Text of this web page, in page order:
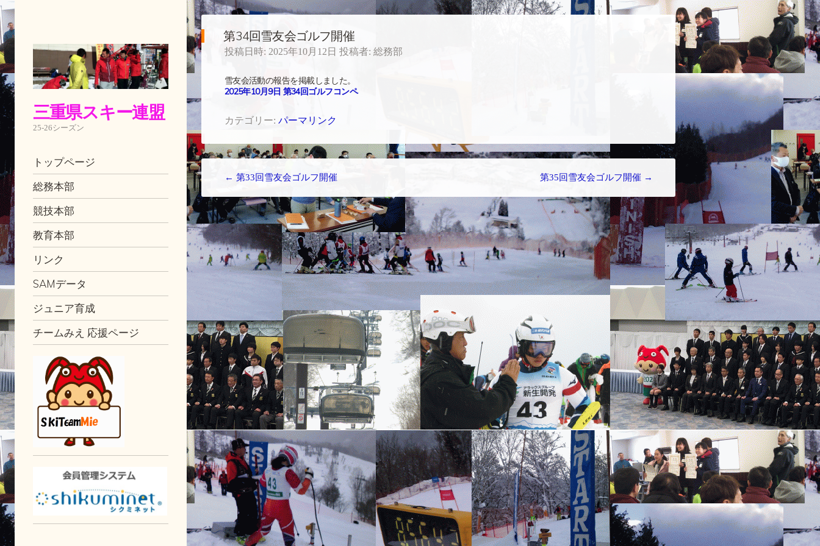
三重県スキー連盟
25-26シーズン
ナビゲーション
コンテンツへ移動
トップページ
総務本部
競技本部
教育本部
リンク
SAMデータ
ジュニア育成
チームみえ 応援ページ
第34回雪友会ゴルフ開催
投稿日時: 2025年10月12日 投稿者: 総務部
雪友会活動の報告を掲載しました。
2025年10月9日 第34回ゴルフコンペ
カテゴリー: パーマリンク
投稿ナビゲーション
← 第33回雪友会ゴルフ開催 第35回雪友会ゴルフ開催 →